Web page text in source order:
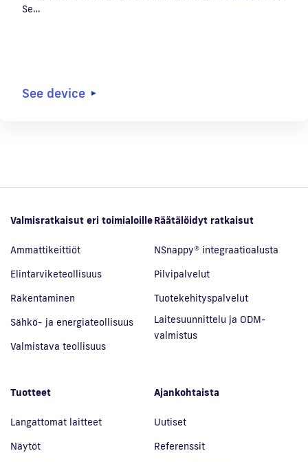
Se…
See device
Valmisratkaisut eri toimialoille
Ammattikeittiöt
Elintarviketeollisuus
Rakentaminen
Sähkö- ja energiateollisuus
Valmistava teollisuus
Räätälöidyt ratkaisut
NSnappy® integraatioalusta
Pilvipalvelut
Tuotekehityspalvelut
Laitesuunnittelu ja ODM-
valmistus
Tuotteet
Langattomat laitteet
Näytöt
Ajankohtaista
Uutiset
Referenssit